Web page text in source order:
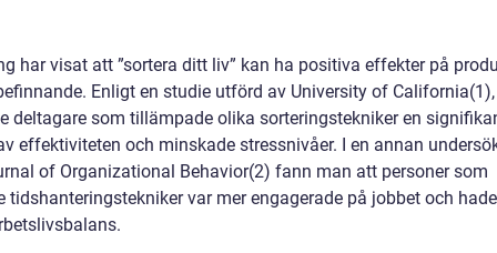
har visat att ”sortera ditt liv” kan ha positiva effekter på
Enligt en studie utförd av University of California(1),
deltagare som tillämpade olika sorteringstekniker en
effektiviteten och minskade stressnivåer. I en annan
of Organizational Behavior(2) fann man att personer som
tidshanteringstekniker var mer engagerade på jobbet och